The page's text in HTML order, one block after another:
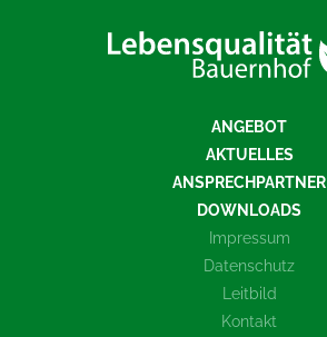
ANGEBOT
AKTUELLES
ANSPRECHPARTNER
DOWNLOADS
Impressum
Datenschutz
Leitbild
Kontakt